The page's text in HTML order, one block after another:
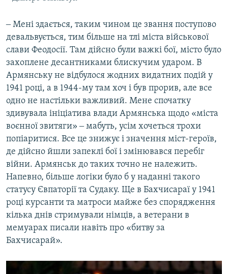
‒ Мені здається, таким чином це звання поступово
девальвується, тим більше на тлі міста військової
слави Феодосії. Там дійсно були важкі бої, місто було
захоплене десантниками блискучим ударом. В
Армянську не відбулося жодних видатних подій у
1941 році, а в 1944-му там хоч і був прорив, але все
одно не настільки важливий. Мене спочатку
здивувала ініціатива влади Армянська щодо «міста
воєнної звитяги» ‒ мабуть, усім хочеться трохи
попіаритися. Все це знижує і значення міст-героїв,
де дійсно йшли запеклі бої і змінювався перебіг
війни. Армянськ до таких точно не належить.
Напевно, більше логіки було б у наданні такого
статусу Євпаторії та Судаку. Ще в Бахчисараї у 1941
році курсанти та матроси майже без спорядження
кілька днів стримували німців, а ветерани в
мемуарах писали навіть про «битву за
Бахчисарай».